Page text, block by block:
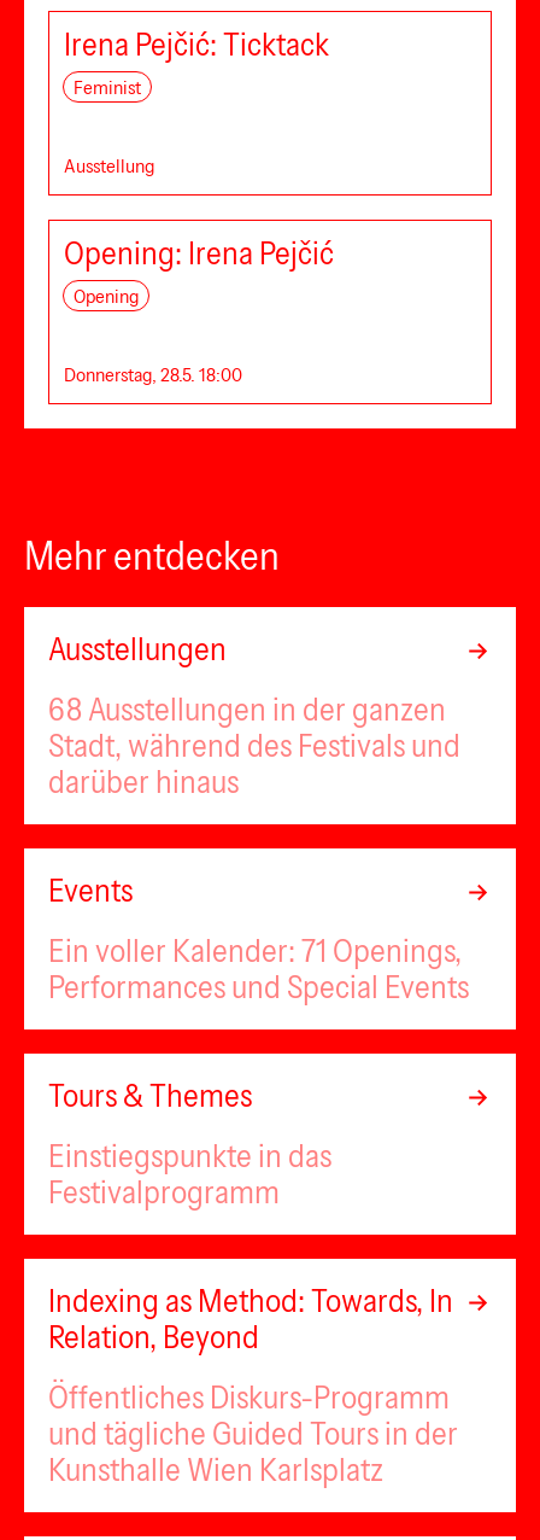
Irena Pejčić: Ticktack
Feminist
Ausstellung
Opening: Irena Pejčić
Opening
Donnerstag, 28.5. 18:00
Mehr entdecken
Ausstellungen
68 Ausstellungen in der ganzen
Stadt, während des Festivals und
darüber hinaus
Events
Ein voller Kalender: 71 Openings,
Performances und Special Events
Tours & Themes
Einstiegspunkte in das
Festivalprogramm
Indexing as Method: Towards, In
Relation, Beyond
Öffentliches Diskurs-Programm
und tägliche Guided Tours in der
Kunsthalle Wien Karlsplatz